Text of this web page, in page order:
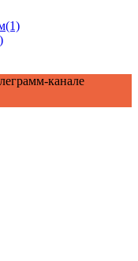
(1)
канале